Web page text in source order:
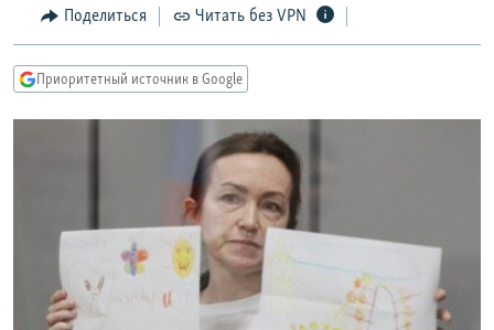
Вернутся
поиску
КАВКАЗ.РЕАЛИИ
СЕВЕР.РЕАЛИИ
РАСПИСАНИЕ ВЕЩАНИЯ
ПОДПИШИТЕСЬ НА РАССЫЛКУ
СОЦИАЛЬНЫЕ СЕТИ
Поделиться Читать без VPN
Приоритетный источник в Google